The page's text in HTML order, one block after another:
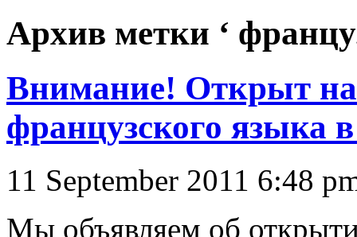
Архив метки ‘
Внимание! Открыт
французского языка
11 September 2011 6:48
Мы объявляем об